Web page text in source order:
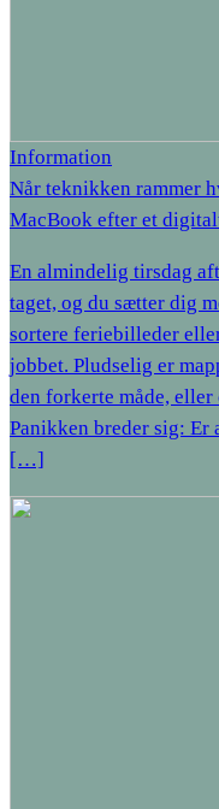
Information
Når teknikken rammer
MacBook efter et
En almindelig tirsdag
taget, og du sætter dig
sortere feriebilleder
jobbet. Pludselig er
den forkerte måde,
Panikken breder sig:
[…]